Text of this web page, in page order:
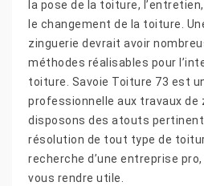
la pose de la toiture,
le changement de la toiture.
zinguerie devrait avoir
méthodes réalisables pour
toiture. Savoie Toiture 73 est
professionnelle aux travaux de
disposons des atouts
résolution de tout type de
recherche d’une entreprise
vous rendre utile.